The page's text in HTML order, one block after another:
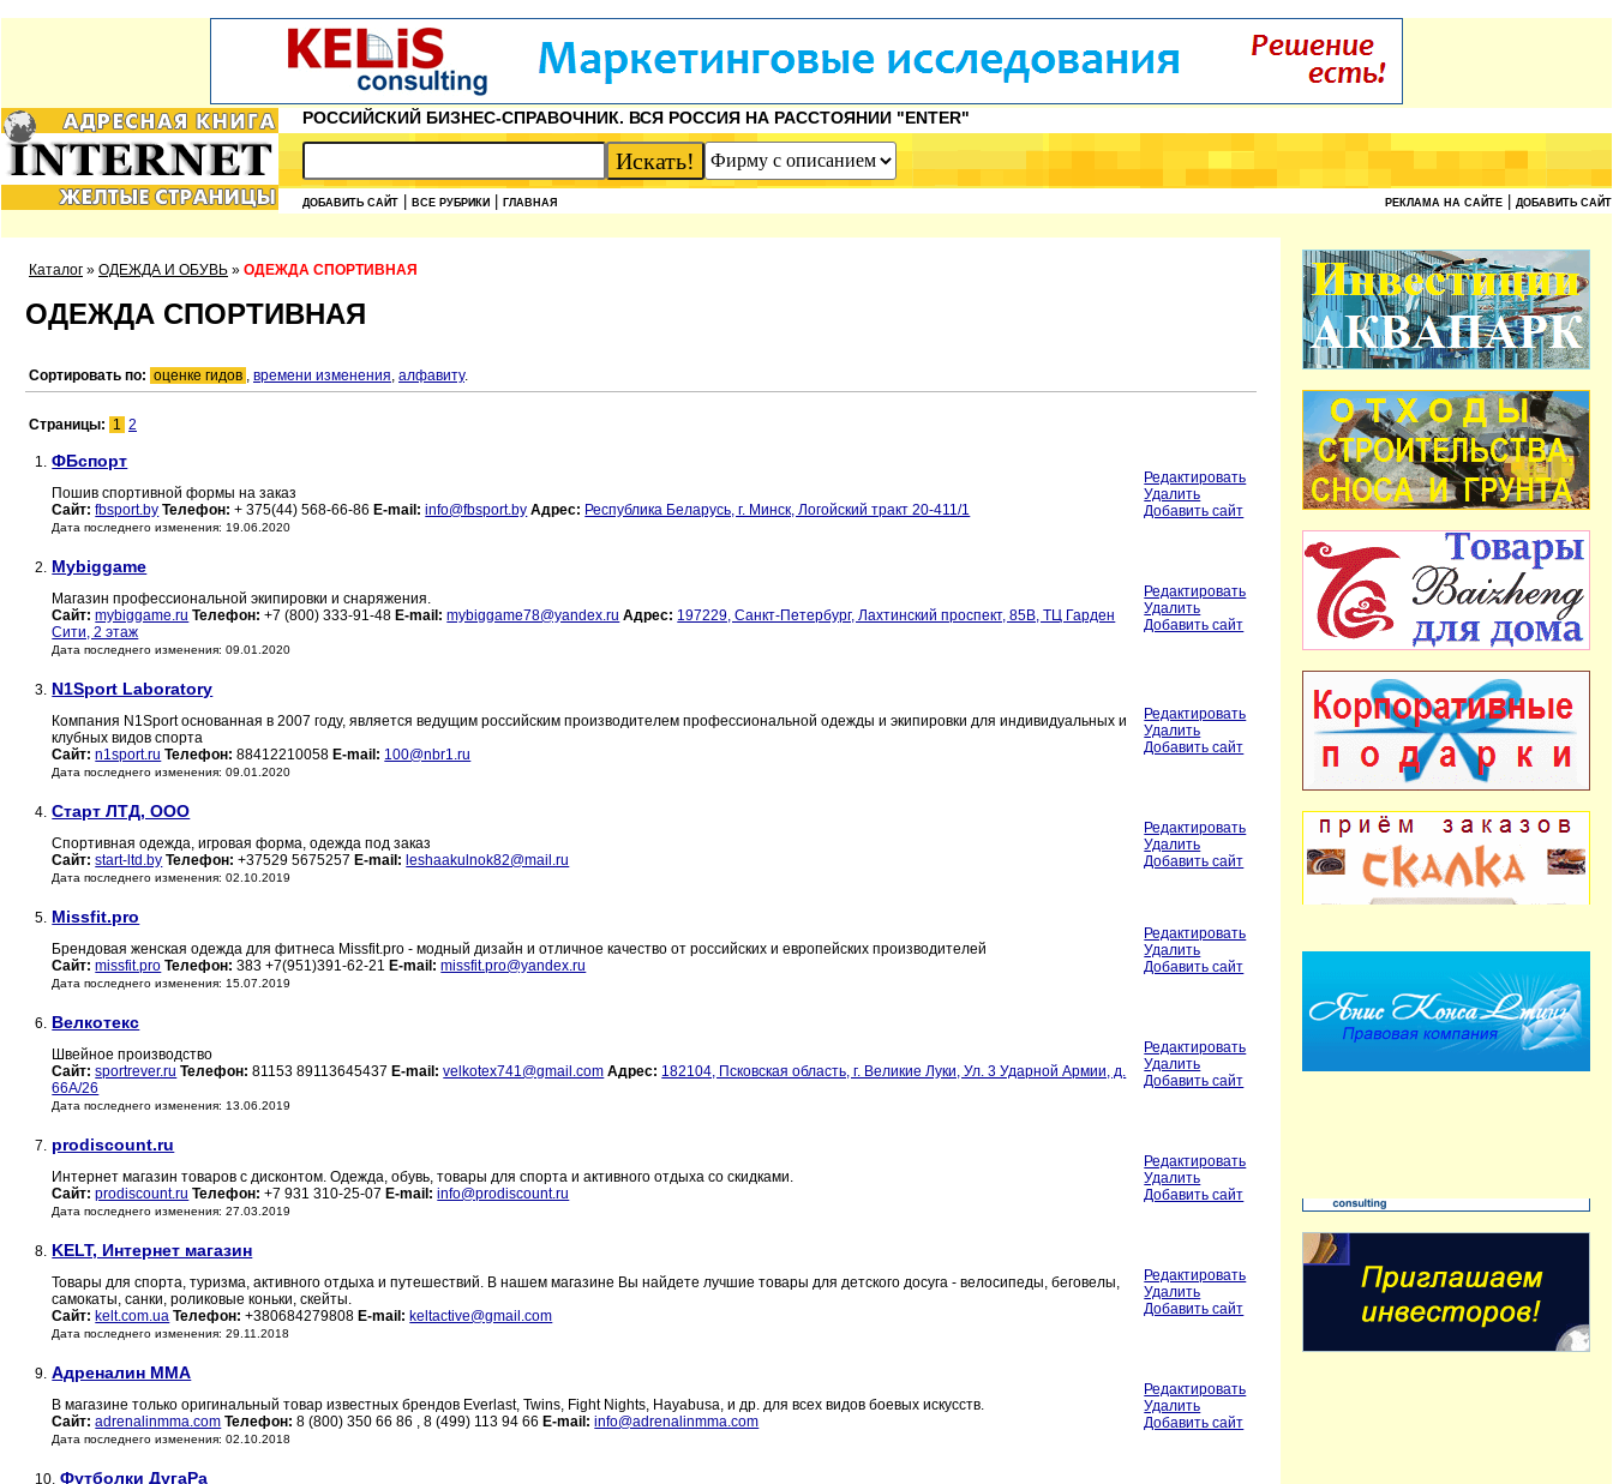
РОССИЙСКИЙ БИЗНЕС-СПРАВОЧНИК. ВСЯ РОССИЯ НА РАССТОЯНИИ "ENTER"
ДОБАВИТЬ САЙТ ВСЕ РУБРИКИ ГЛАВНАЯ РЕКЛАМА НА САЙТЕ ДОБАВИТЬ САЙТ
Каталог » ОДЕЖДА И ОБУВЬ » ОДЕЖДА СПОРТИВНАЯ
ОДЕЖДА СПОРТИВНАЯ
Сортировать по: оценке гидов , времени изменения, алфавиту.
Страницы: 1 2
1. ФБспорт
Пошив спортивной формы на заказ
Сайт: fbsport.by Телефон: + 375(44) 568-66-86 E-mail: info@fbsport.by Адрес: Республика Беларусь, г. Минск, Логойский тракт 20-411/1
Дата последнего изменения: 19.06.2020
Редактировать
Удалить
Добавить сайт
2. Mybiggame
Магазин профессиональной экипировки и снаряжения.
Сайт: mybiggame.ru Телефон: +7 (800) 333-91-48 E-mail: mybiggame78@yandex.ru Адрес: 197229, Санкт-Петербург, Лахтинский проспект, 85В, ТЦ Гарден
Сити, 2 этаж
Дата последнего изменения: 09.01.2020
Редактировать
Удалить
Добавить сайт
3. N1Sport Laboratory
Компания N1Sport основанная в 2007 году, является ведущим российским производителем профессиональной одежды и экипировки для индивидуальных и
клубных видов спорта
Сайт: n1sport.ru Телефон: 88412210058 E-mail: 100@nbr1.ru
Дата последнего изменения: 09.01.2020
Редактировать
Удалить
Добавить сайт
4. Старт ЛТД, ООО
Спортивная одежда, игровая форма, одежда под заказ
Сайт: start-ltd.by Телефон: +37529 5675257 E-mail: leshaakulnok82@mail.ru
Дата последнего изменения: 02.10.2019
Редактировать
Удалить
Добавить сайт
5. Missfit.pro
Брендовая женская одежда для фитнеса Missfit.pro - модный дизайн и отличное качество от российских и европейских производителей
Сайт: missfit.pro Телефон: 383 +7(951)391-62-21 E-mail: missfit.pro@yandex.ru
Дата последнего изменения: 15.07.2019
Редактировать
Удалить
Добавить сайт
6. Велкотекс
Швейное производство
Сайт: sportrever.ru Телефон: 81153 89113645437 E-mail: velkotex741@gmail.com Адрес: 182104, Псковская область, г. Великие Луки, Ул. 3 Ударной Армии, д.
66А/26
Дата последнего изменения: 13.06.2019
Редактировать
Удалить
Добавить сайт
7. prodiscount.ru
Интернет магазин товаров с дисконтом. Одежда, обувь, товары для спорта и активного отдыха со скидками.
Сайт: prodiscount.ru Телефон: +7 931 310-25-07 E-mail: info@prodiscount.ru
Дата последнего изменения: 27.03.2019
Редактировать
Удалить
Добавить сайт
8. KELT, Интернет магазин
Товары для спорта, туризма, активного отдыха и путешествий. В нашем магазине Вы найдете лучшие товары для детского досуга - велосипеды, беговелы,
самокаты, санки, роликовые коньки, скейты.
Сайт: kelt.com.ua Телефон: +380684279808 E-mail: keltactive@gmail.com
Дата последнего изменения: 29.11.2018
Редактировать
Удалить
Добавить сайт
9. Адреналин ММА
В магазине только оригинальный товар известных брендов Everlast, Twins, Fight Nights, Hayabusa, и др. для всех видов боевых искусств.
Сайт: adrenalinmma.com Телефон: 8 (800) 350 66 86 , 8 (499) 113 94 66 E-mail: info@adrenalinmma.com
Дата последнего изменения: 02.10.2018
Редактировать
Удалить
Добавить сайт
10. Футболки ДугаРа